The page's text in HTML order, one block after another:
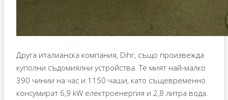
Друга италианска компания, Dihr, също произвежда
куполни съдомиялни устройства. Те мият най-малко
390 чинии на час и 1150 чаши, като същевременно
консумират 6,9 kW електроенергия и 2,8 литра вода.